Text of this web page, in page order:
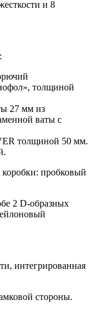
и 8
толщиной
27 мм из
ваты с
толщиной 50 мм.
пробковый
2 D-образных
интегрированная
стороны.